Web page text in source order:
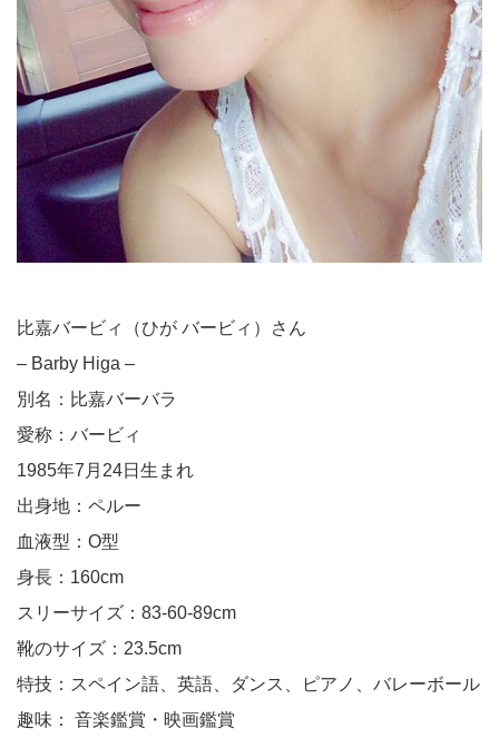
比嘉バービィ（ひが バービィ）さん
– Barby Higa –
別名：比嘉バーバラ
愛称：バービィ
1985年7月24日生まれ
出身地：ペルー
血液型：O型
身長：160cm
スリーサイズ：83-60-89cm
靴のサイズ：23.5cm
特技：スペイン語、英語、ダンス、ピアノ、バレーボール
趣味： 音楽鑑賞・映画鑑賞